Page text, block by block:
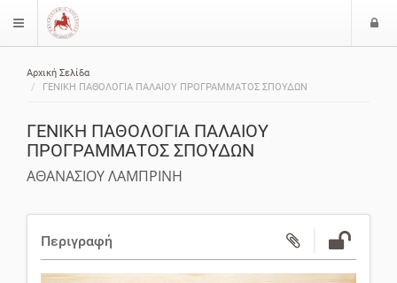
$langMenu
Αρχική Σελίδα
ΓΕΝΙΚΗ ΠΑΘΟΛΟΓΙΑ ΠΑΛΑΙΟΥ ΠΡΟΓΡΑΜΜΑΤΟΣ ΣΠΟΥΔΩΝ
ΓΕΝΙΚΗ ΠΑΘΟΛΟΓΙΑ ΠΑΛΑΙΟΥ
ΠΡΟΓΡΑΜΜΑΤΟΣ ΣΠΟΥΔΩΝ
ΑΘΑΝΑΣΙΟΥ ΛΑΜΠΡΙΝΗ
Περιγραφή